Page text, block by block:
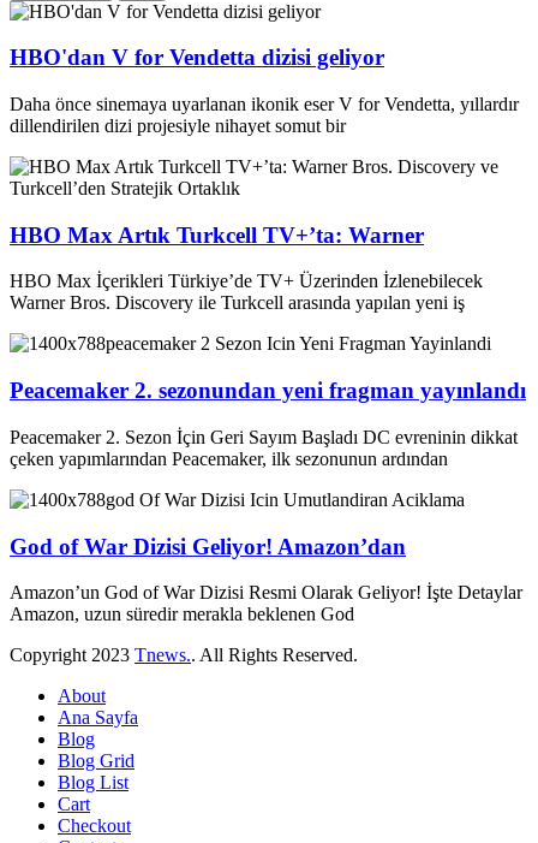
HBO'dan V for Vendetta dizisi geliyor
Daha önce sinemaya uyarlanan ikonik eser V for Vendetta, yıllardır
dillendirilen dizi projesiyle nihayet somut bir
HBO Max Artık Turkcell TV+’ta: Warner
HBO Max İçerikleri Türkiye’de TV+ Üzerinden İzlenebilecek
Warner Bros. Discovery ile Turkcell arasında yapılan yeni iş
Peacemaker 2. sezonundan yeni fragman yayınlandı
Peacemaker 2. Sezon İçin Geri Sayım Başladı DC evreninin dikkat
çeken yapımlarından Peacemaker, ilk sezonunun ardından
God of War Dizisi Geliyor! Amazon’dan
Amazon’un God of War Dizisi Resmi Olarak Geliyor! İşte Detaylar
Amazon, uzun süredir merakla beklenen God
Copyright 2023 Tnews.. All Rights Reserved.
About
Ana Sayfa
Blog
Blog Grid
Blog List
Cart
Checkout